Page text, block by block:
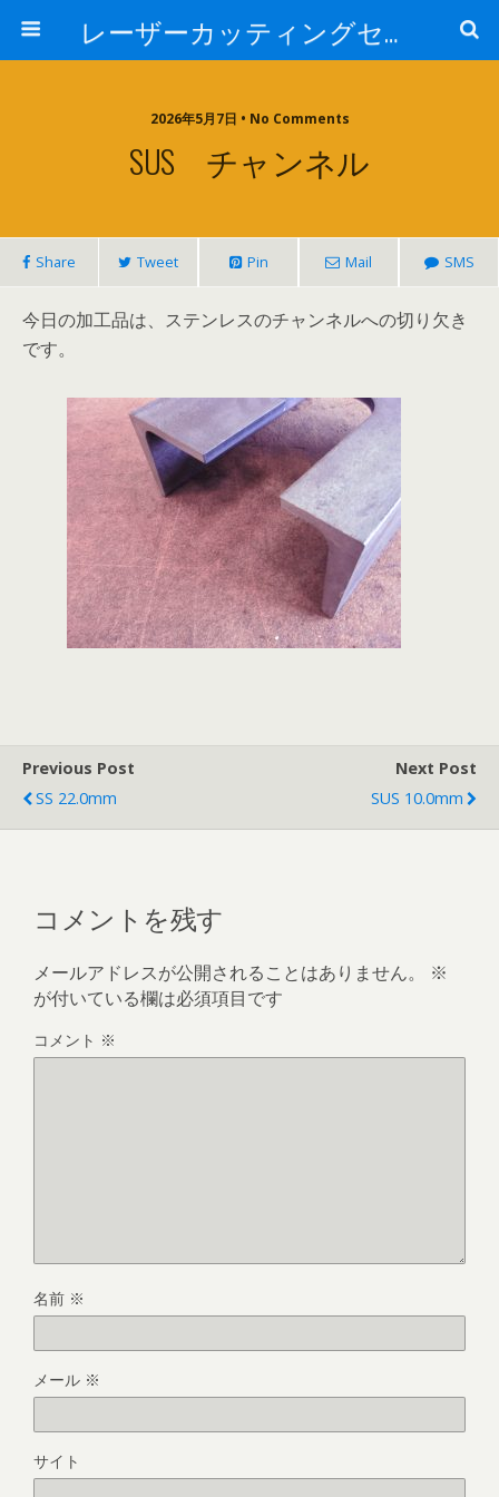
レーザーカッティングセンター 株式会社 中本鉄工所
2026年5月7日 • No Comments
SUS チャンネル
Share Tweet Pin Mail SMS
今日の加工品は、ステンレスのチャンネルへの切り欠き
です。
Previous Post
SS 22.0mm
Next Post
SUS 10.0mm
コメントを残す
メールアドレスが公開されることはありません。
※
が付いている欄は必須項目です
コメント ※
名前 ※
メール ※
サイト